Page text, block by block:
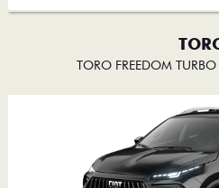
TORO FREEDOM